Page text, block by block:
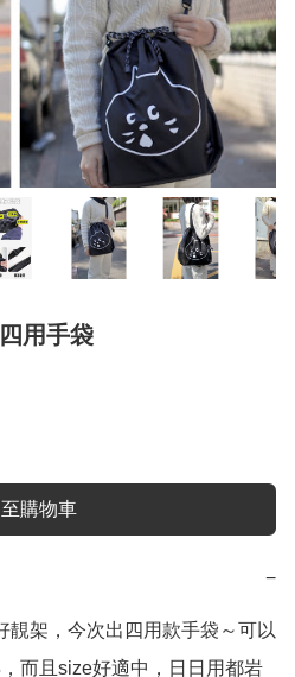
用手袋
購物車
−
靚架，今次出四用款手袋～可以
而且size好適中，日日用都岩